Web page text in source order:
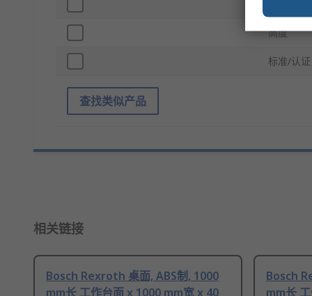
高度
标准/认证
查找类似产品
相关链接
Bosch Rexroth 桌面, ABS制, 1000
mm长 工作台面 x 1000 mm宽 x 40
Bosch
mm长